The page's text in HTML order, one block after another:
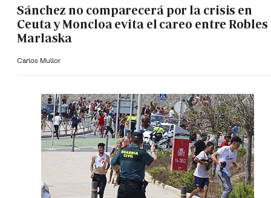
Sánchez no comparecerá por la crisis en
Ceuta y Moncloa evita el careo entre Robles
Marlaska
Carlos Mullor